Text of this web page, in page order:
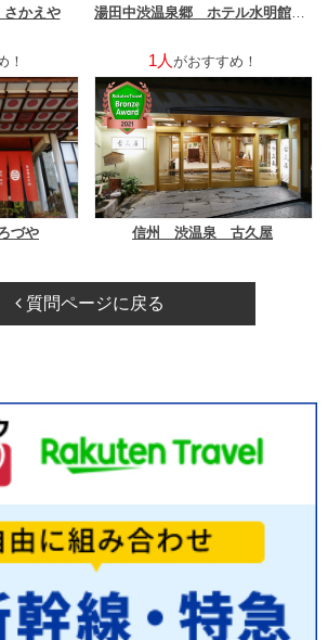
かえや
！
づや
1人 がおすすめ！
信州 渋温泉 古久屋
質問ページに戻る